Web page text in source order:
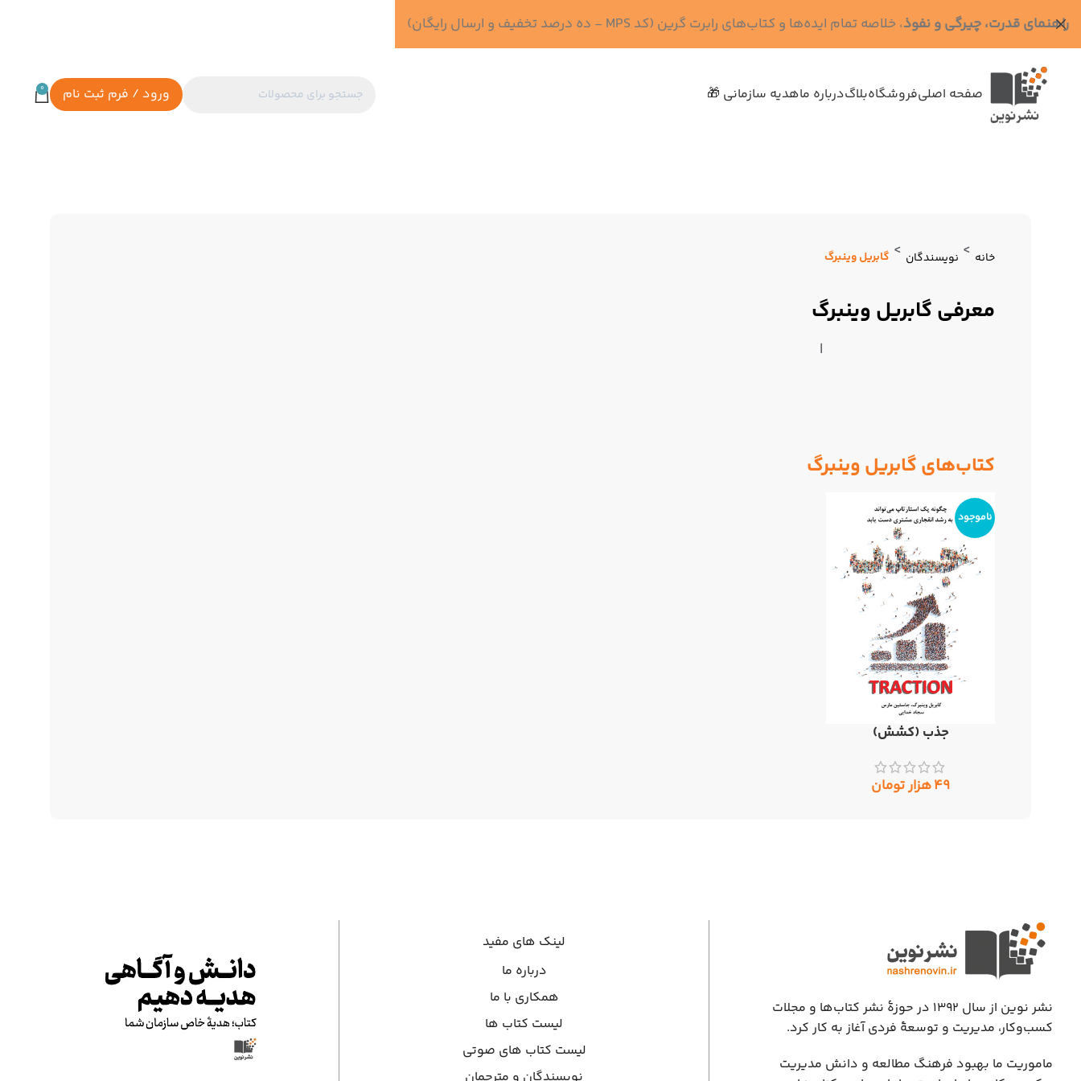
صفحه اصلیفروشگاهبلاگدرباره ماهدیه سازمانی 🎁 ورود / فرم ثبت نام 0
خانه > نویسندگان > گابریل وینبرگ
معرفی گابریل وینبرگ
|
کتاب‌های گابریل وینبرگ
ناموجود
اطلاعات بیشترجذب (کشش)
۴۹هزار تومان
نشر نوین از سال ۱۳۹۲ در حوزهٔ نشر کتاب‌ها و مجلات
کسب‌وکار، مدیریت و توسعهٔ فردی آغاز به کار کرد.
ماموریت ما بهبود فرهنگ مطالعه و دانش مدیریت
لینک های مفید
درباره ما
همکاری با ما
لیست کتاب ها
لیست کتاب های صوتی
راهنمای قدرت، چیرگی و نفوذ، خلاصه تمام ایده‌ها و کتاب‌های رابرت گرین (کد MPS - ده درصد تخفیف و ارسال رایگان)